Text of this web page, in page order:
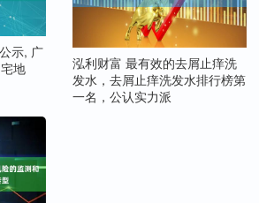
示, 广
地
泓利财富 最有效的去屑止痒洗
发水，去屑止痒洗发水排行榜第
一名，公认实力派